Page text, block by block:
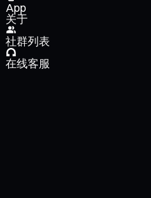
App
关于
社群列表
在线客服